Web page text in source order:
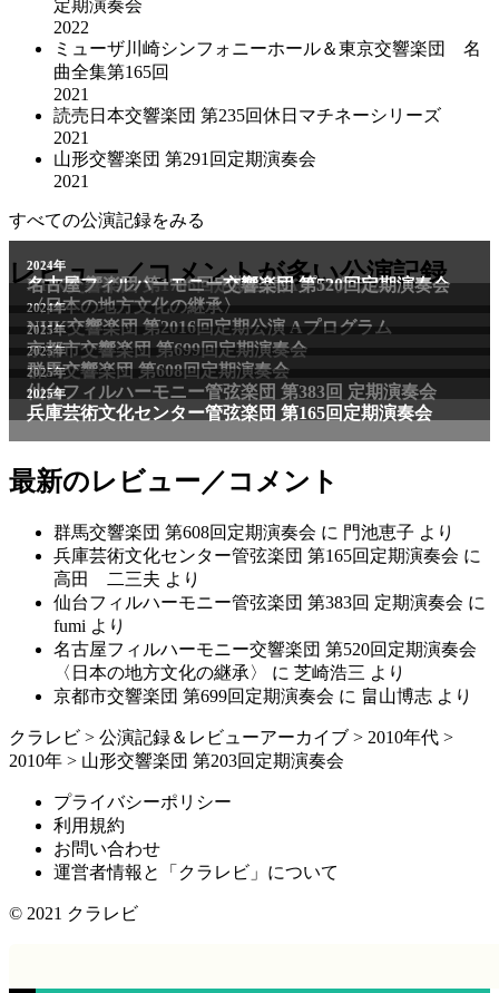
定期演奏会
2022
ミューザ川崎シンフォニーホール＆東京交響楽団 名
曲全集第165回
2021
読売日本交響楽団 第235回休日マチネーシリーズ
2021
山形交響楽団 第291回定期演奏会
2021
すべての公演記録をみる
レビュー／コメントが多い公演記録
2011年
NHK交響楽団 第1706回定期公演Aプログラム
2024年
名古屋フィルハーモニー交響楽団 第520回定期演奏会
〈日本の地方文化の継承〉
2024年
NHK交響楽団 第2016回定期公演 Aプログラム
2025年
京都市交響楽団 第699回定期演奏会
2025年
群馬交響楽団 第608回定期演奏会
2025年
仙台フィルハーモニー管弦楽団 第383回 定期演奏会
2025年
兵庫芸術文化センター管弦楽団 第165回定期演奏会
最新のレビュー／コメント
群馬交響楽団 第608回定期演奏会 に 門池恵子 より
兵庫芸術文化センター管弦楽団 第165回定期演奏会 に
高田 二三夫 より
仙台フィルハーモニー管弦楽団 第383回 定期演奏会 に
fumi より
名古屋フィルハーモニー交響楽団 第520回定期演奏会
〈日本の地方文化の継承〉
に 芝崎浩三 より
京都市交響楽団 第699回定期演奏会 に 畠山博志 より
クラレビ > 公演記録＆レビューアーカイブ > 2010年代 >
2010年 > 山形交響楽団 第203回定期演奏会
プライバシーポリシー
利用規約
お問い合わせ
運営者情報と「クラレビ」について
© 2021 クラレビ